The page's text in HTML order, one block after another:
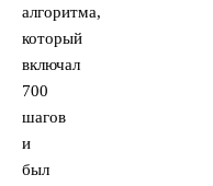
алгоритма,
который
включал
700
шагов
и
был